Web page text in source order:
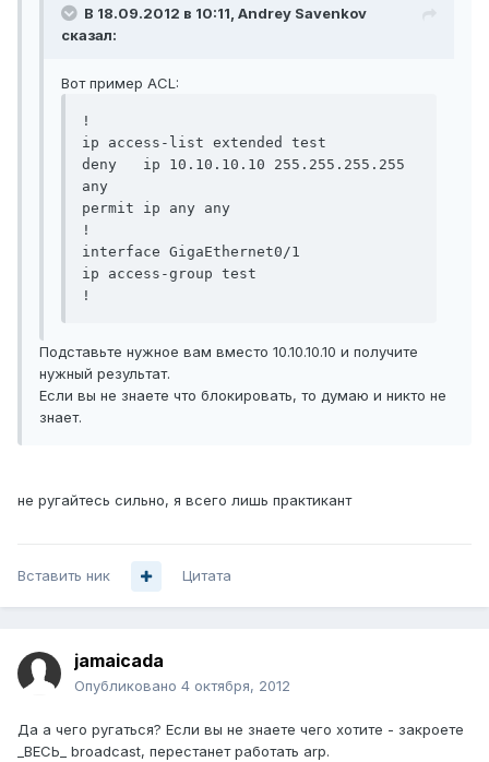
В 18.09.2012 в 10:11, Andrey Savenkov
сказал:
Вот пример ACL:
!
ip access-list extended test
deny   ip 10.10.10.10 255.255.255.255
any
permit ip any any
!
interface GigaEthernet0/1
ip access-group test
Подставьте нужное вам вместо 10.10.10.10 и получите
нужный результат.
Если вы не знаете что блокировать, то думаю и никто не
знает.
не ругайтесь сильно, я всего лишь практикант
Вставить ник Цитата
jamaicada
Опубликовано 4 октября, 2012
Да а чего ругаться? Если вы не знаете чего хотите - закроете
_ВЕСЬ_ broadcast, перестанет работать arp.